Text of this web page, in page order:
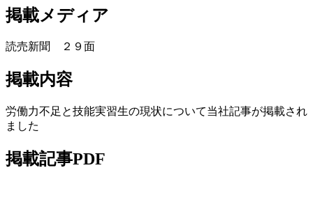
掲載メディア
読売新聞 ２９面
掲載内容
労働力不足と技能実習生の現状について当社記事が掲載され
ました
掲載記事PDF